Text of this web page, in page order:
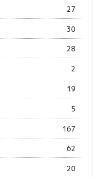
27
30
28
2
19
5
167
62
20